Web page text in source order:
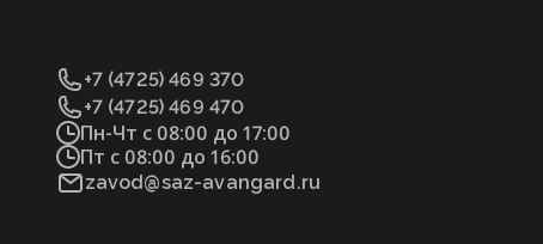
+7 (4725) 469 370
+7 (4725) 469 470
Пн-Чт с 08:00 до 17:00
Пт с 08:00 до 16:00
zavod@saz-avangard.ru